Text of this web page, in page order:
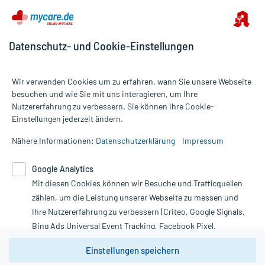
Alle Preise gelten inkl. MwSt., ggf. zzgl. Versandkosten
Informationen auf dieser Website werden ausschließlich für
die Untersuchung und Behandlung durch einen Arzt. Bitte
Therapien eingeleitet werden können. | Diese Webseite benutzt
Google Analytics. Lesen Sie bitte dazu die wichtigen Hinweise in
unserer Datenschutzerklärung. Für den Widerruf einer Bestellung
nutzen Sie das Formular:
Vertrag widerrufen
Datenschutz- und Cookie-Einstellungen
Wir verwenden Cookies um zu erfahren, wann Sie unsere Webseite
besuchen und wie Sie mit uns interagieren, um Ihre
Nutzererfahrung zu verbessern. Sie können Ihre Cookie-
Einstellungen jederzeit ändern.
Nähere Informationen: Datenschutzerklärung Impressum
Google Analytics
Mit diesen Cookies können wir Besuche und Trafficquellen
zählen, um die Leistung unserer Webseite zu messen und
Ihre Nutzererfahrung zu verbessern (Criteo, Google Signals,
Bing Ads Universal Event Tracking, Facebook Pixel,
Youtube-Social Plugin).
Einstellungen speichern